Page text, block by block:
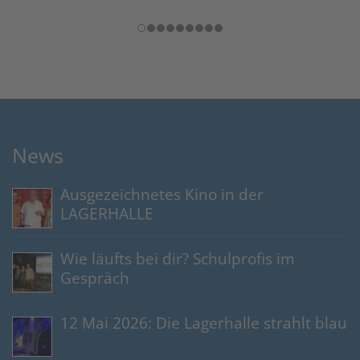
News
Ausgezeichnetes Kino in der
LAGERHALLE
Wie läufts bei dir? Schulprofis im
Gespräch
12 Mai 2026: Die Lagerhalle strahlt blau